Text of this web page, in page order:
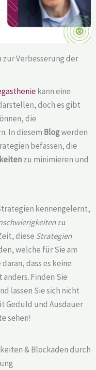
Verbesserung der
kann eine
doch es gibt
die
In diesem Blogwerden
befassen, die
zu minimieren und
kennengelernt,
zu
diese Strategien
welche für Sie am
dass es keine
Finden Sie
lassen Sie sich nicht
Geduld und Ausdauer
sehen!